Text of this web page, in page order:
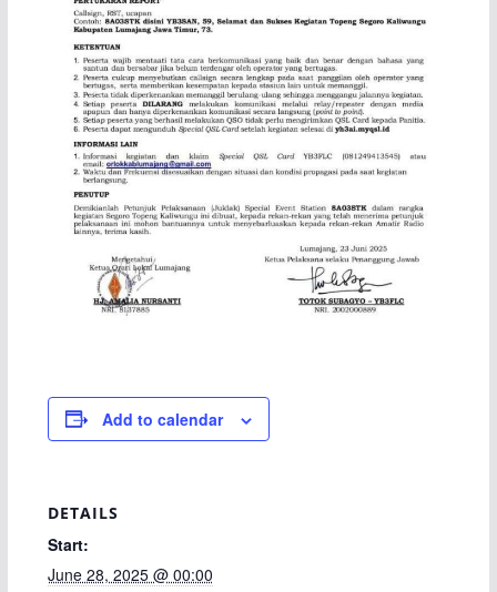
Add to calendar
DETAILS
Start:
June 28, 2025 @ 00:00